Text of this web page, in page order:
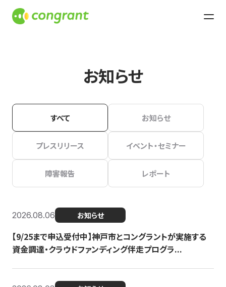
お知らせ
すべて お知らせ
プレスリリース イベント・セミナー
障害報告 レポート
2026.08.06 お知らせ
【9/25まで申込受付中】神戸市とコングラントが実施する
資金調達・クラウドファンディング伴走プログラ...